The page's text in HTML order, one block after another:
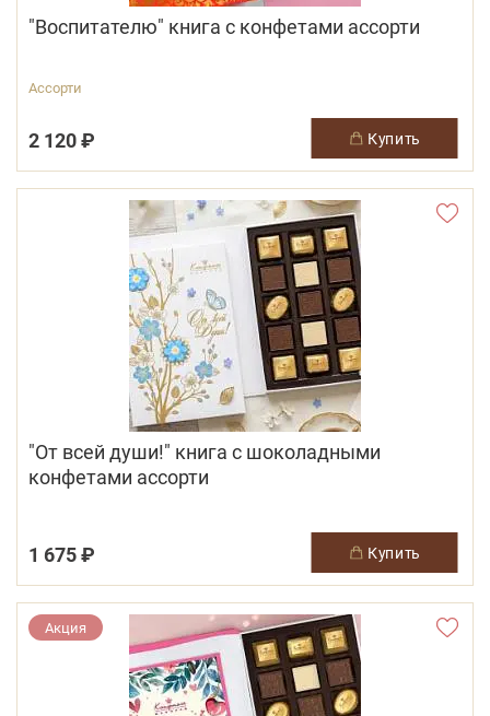
"Воспитателю" книга с конфетами ассорти
Ассорти
2 120 ₽ купить
"От всей души!" книга с шоколадными
конфетами ассорти
1 675 ₽ купить
Акция